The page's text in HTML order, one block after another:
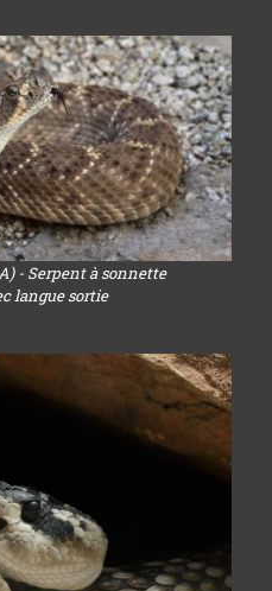
- Serpent à sonnette
langue sortie